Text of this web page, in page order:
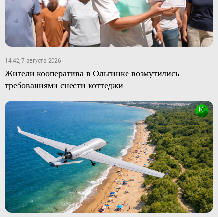
14:42, 7 августа 2026
Жители кооператива в Ольгинке возмутились
требованиями снести коттеджи